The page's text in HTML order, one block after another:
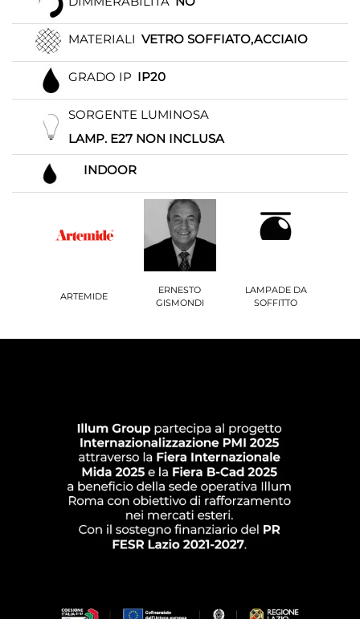
MATERIALI VETRO SOFFIATO,ACCIAIO
GRADO IP IP20
SORGENTE LUMINOSA
LAMP. E27 NON INCLUSA
INDOOR
ARTEMIDE
ERNESTO
GISMONDI
LAMPADE DA
SOFFITTO